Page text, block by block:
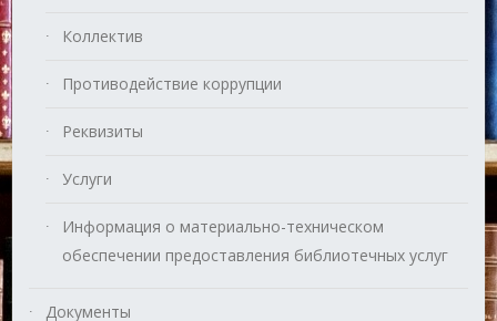
Коллектив
Противодействие коррупции
Реквизиты
Услуги
Информация о материально-техническом
обеспечении предоставления библиотечных услуг
Документы